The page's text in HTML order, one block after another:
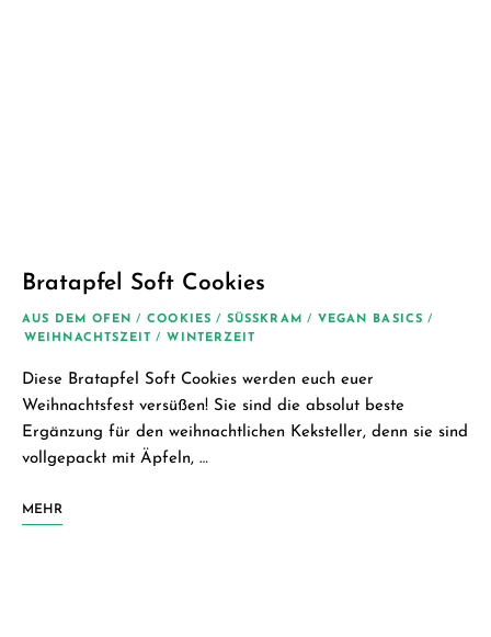
Bratapfel Soft Cookies
AUS DEM OFEN / COOKIES / SÜSSKRAM / VEGAN BASICS /
WEIHNACHTSZEIT
/ WINTERZEIT
Diese Bratapfel Soft Cookies werden euch euer
Weihnachtsfest versüßen! Sie sind die absolut beste
Ergänzung für den weihnachtlichen Keksteller, denn sie sind
vollgepackt mit Äpfeln, …
MEHR